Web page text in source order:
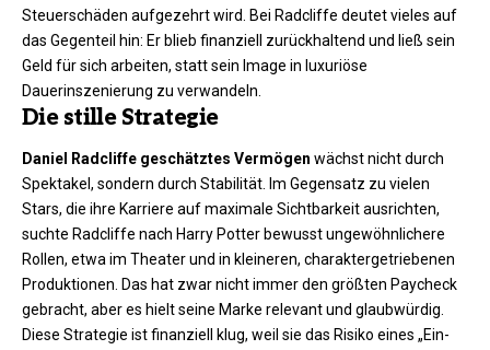
Steuerschäden aufgezehrt wird. Bei Radcliffe deutet vieles auf
das Gegenteil hin: Er blieb finanziell zurückhaltend und ließ sein
Geld für sich arbeiten, statt sein Image in luxuriöse
Dauerinszenierung zu verwandeln.
Die stille Strategie
Daniel Radcliffe geschätztes Vermögen wächst nicht durch
Spektakel, sondern durch Stabilität. Im Gegensatz zu vielen
Stars, die ihre Karriere auf maximale Sichtbarkeit ausrichten,
suchte Radcliffe nach Harry Potter bewusst ungewöhnlichere
Rollen, etwa im Theater und in kleineren, charaktergetriebenen
Produktionen. Das hat zwar nicht immer den größten Paycheck
gebracht, aber es hielt seine Marke relevant und glaubwürdig.
Diese Strategie ist finanziell klug, weil sie das Risiko eines „Ein-